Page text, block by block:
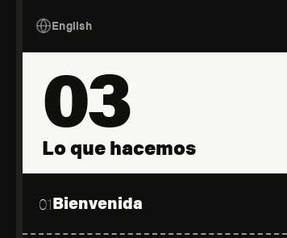
English
03
Lo que hacemos
01Bienvenida